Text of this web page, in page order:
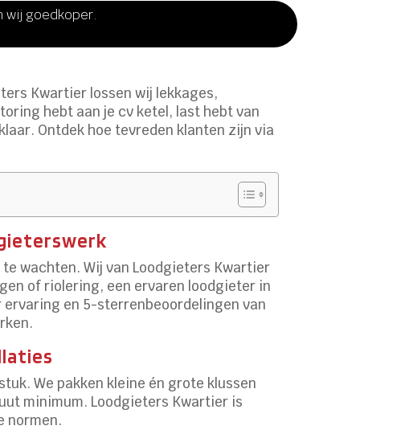
wij goedkoper.
Kwartier lossen wij lekkages,
hebt aan je cv ketel, last hebt van
Ontdek hoe tevreden klanten zijn via
wachten. Wij van Loodgieters Kwartier
of riolering, een ervaren loodgieter in
en 5-sterrenbeoordelingen van
We pakken kleine én grote klussen
minimum. Loodgieters Kwartier is
normen.